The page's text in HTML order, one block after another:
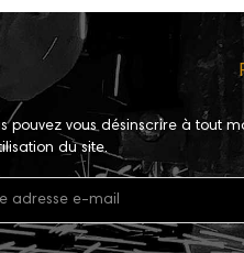
pouvez vous désinscrire à tout
du site.